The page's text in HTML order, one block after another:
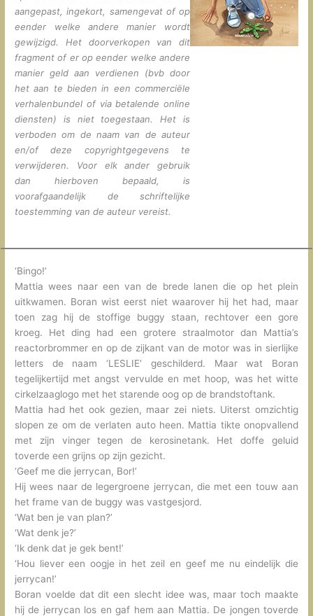
aangepast, ingekort, samengevat of op
eender welke andere manier wordt
gewijzigd. Het doorverkopen van dit
fragment of er op eender welke andere
manier geld aan verdienen (bvb door
het aan te bieden in een commerciële
verhalenbundel of via betalende online
diensten) is niet toegestaan. Het is
verboden om de naam van de auteur
en/of deze copyrightgegevens te
verwijderen. Voor elk ander gebruik
dan hierboven bepaald, is
voorafgaandelijk de schriftelijke
toestemming van de auteur vereist.
‘Bingo!’
Mattia wees naar een van de brede lanen die op het plein
uitkwamen. Boran wist eerst niet waarover hij het had, maar
toen zag hij de stoffige buggy staan, rechtover een gore
kroeg. Het ding had een grotere straalmotor dan Mattia’s
reactorbrommer en op de zijkant van de motor was in sierlijke
letters de naam ‘LESLIE’ geschilderd. Maar wat Boran
tegelijkertijd met angst vervulde en met hoop, was het witte
cirkelzaaglogo met het starende oog op de brandstoftank.
Mattia had het ook gezien, maar zei niets. Uiterst omzichtig
slopen ze om de verlaten auto heen. Mattia tikte onopvallend
met zijn vinger tegen de kerosinetank. Het doffe geluid
toverde een grijns op zijn gezicht.
‘Geef me die jerrycan, Bor!’
Hij wees naar de legergroene jerrycan, die met een touw aan
het frame van de buggy was vastgesjord.
‘Wat ben je van plan?’
‘Wat denk je?’
‘Ik denk dat je gek bent!’
‘Hou liever een oogje in het zeil en geef me nu eindelijk die
jerrycan!’
Boran voelde dat dit een slecht idee was, maar toch maakte
hij de jerrycan los en gaf hem aan Mattia. De jongen toverde